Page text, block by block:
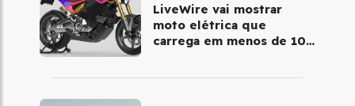
LiveWire vai mostrar
moto elétrica que
carrega em menos de 10